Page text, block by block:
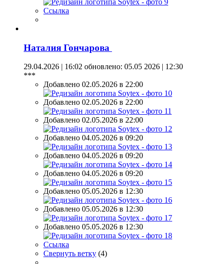
Ссылка
Наталия Гончарова
29.04.2026 | 16:02 обновлено: 05.05 2026 | 12:30
***
Добавлено 02.05.2026 в 22:00
Добавлено 02.05.2026 в 22:00
Добавлено 02.05.2026 в 22:00
Добавлено 04.05.2026 в 09:20
Добавлено 04.05.2026 в 09:20
Добавлено 04.05.2026 в 09:20
Добавлено 05.05.2026 в 12:30
Добавлено 05.05.2026 в 12:30
Добавлено 05.05.2026 в 12:30
Ссылка
Свернуть ветку (4)